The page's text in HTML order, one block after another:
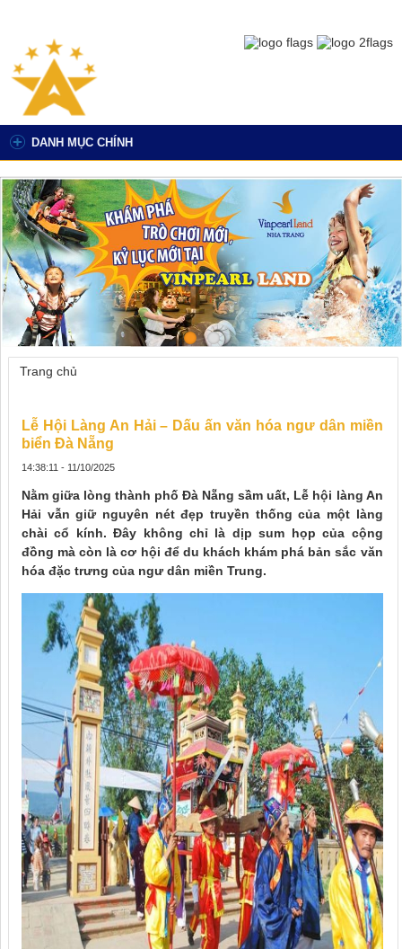
DANH MỤC CHÍNH
Trang chủ
Lễ Hội Làng An Hải – Dấu ấn văn hóa ngư dân miền
biển Đà Nẵng
14:38:11 - 11/10/2025
Nằm giữa lòng thành phố Đà Nẵng sầm uất, Lễ hội làng An
Hải vẫn giữ nguyên nét đẹp truyền thống của một làng
chài cổ kính. Đây không chỉ là dịp sum họp của cộng
đồng mà còn là cơ hội để du khách khám phá bản sắc văn
hóa đặc trưng của ngư dân miền Trung.